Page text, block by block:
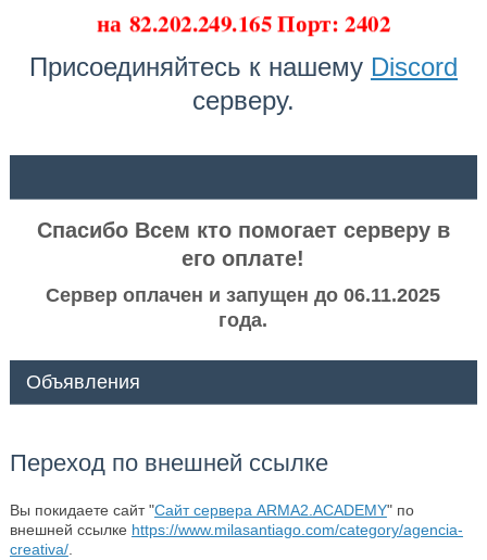
на82.202.249.165 Порт: 2402
Присоединяйтесь к нашему Discord
серверу.
Спасибо Всем кто помогает серверу в
его оплате!
Сервер оплачен и запущен до 06.11.2025
года.
Объявления
Переход по внешней ссылке
Вы покидаете сайт "Сайт сервера ARMA2.ACADEMY" по
внешней ссылке https://www.milasantiago.com/category/agencia-
creativa/.